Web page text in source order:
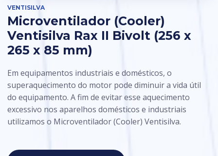
VENTISILVA
Microventilador (Cooler)
Ventisilva Rax II Bivolt (256 x
265 x 85 mm)
Em equipamentos industriais e domésticos, o
superaquecimento do motor pode diminuir a vida útil
do equipamento. A fim de evitar esse aquecimento
excessivo nos aparelhos domésticos e industriais
utilizamos o Microventilador (Cooler) Ventisilva.